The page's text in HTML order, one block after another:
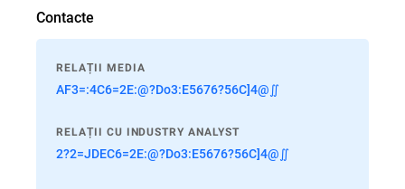
Contacte
RELAȚII MEDIA
AF3=:4C6=2E:@?Do3:E5676?56C]4@∬
RELAȚII CU INDUSTRY ANALYST
2?2=JDEC6=2E:@?Do3:E5676?56C]4@∬